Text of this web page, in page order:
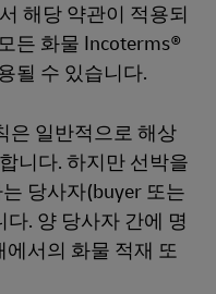
해당 약관이 적용되
든 화물 Incoterms®
될 수 있습니다.
은 일반적으로 해상
니다. 하지만 선박을
당사자(buyer 또는
. 양 당사자 간에 명
서의 화물 적재 또